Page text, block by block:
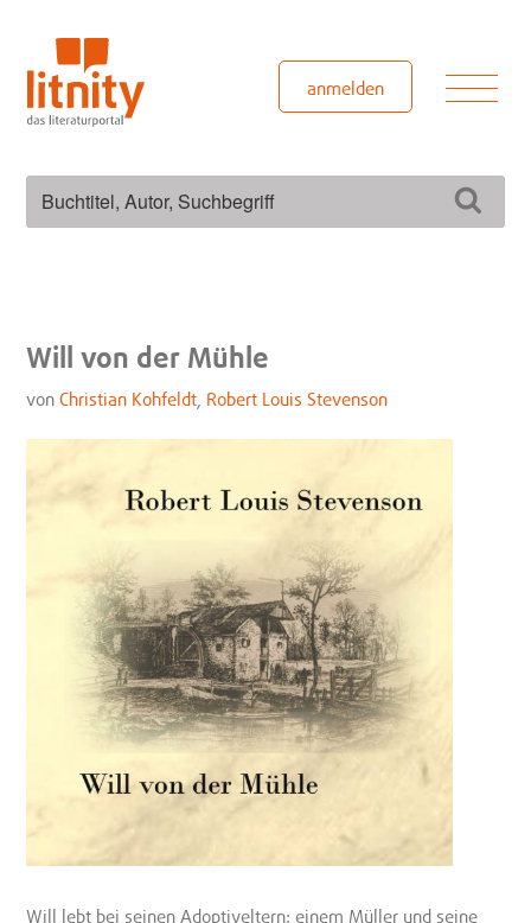
springen
anmelden
Will von der Mühle
vonChristian Kohfeldt Robert Louis Stevenson
Will lebt bei seinen Adoptiveltern: einem Müller und seine